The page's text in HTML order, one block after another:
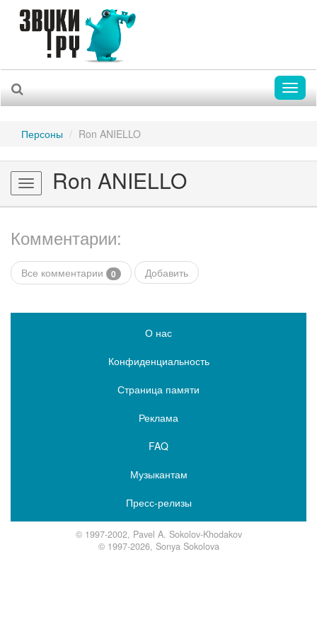
Персоны Ron ANIELLO
Toggle
navigation
Ron ANIELLO
Комментарии:
Все комментарии 0 Добавить
О нас
Конфиденциальность
Страница памяти
Реклама
FAQ
Музыкантам
Пресс-релизы
© 1997-2002, Pavel A. Sokolov-Khodakov
© 1997-2026, Sonya Sokolova